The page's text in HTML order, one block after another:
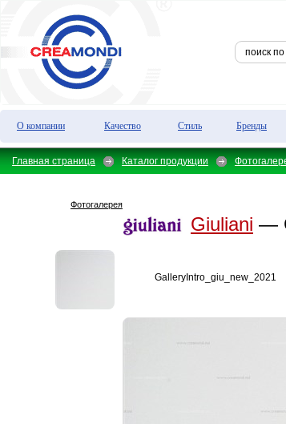
О компании Качество Стиль Бренды
Главная страница Каталог продукции
Фотогалерея
Giuliani —
GalleryIntro_giu_new_2021